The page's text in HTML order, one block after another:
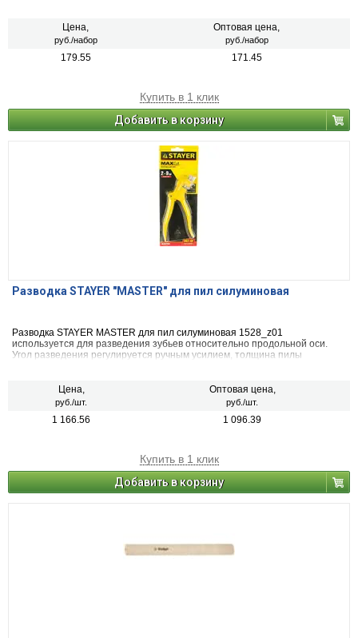
Цена,
руб./набор
Оптовая цена,
руб./набор
179.55 171.45
Купить в 1 клик
Добавить в корзину
Разводка STAYER "MASTER" для пил силуминовая
Разводка STAYER MASTER для пил силуминовая 1528_z01
используется для разведения зубьев относительно продольной оси.
Угол разведения регулируется ручным усилием, толщина пилы
Цена,
руб./шт.
Оптовая цена,
руб./шт.
1 166.56 1 096.39
Купить в 1 клик
Добавить в корзину